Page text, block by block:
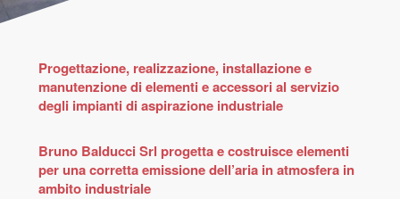
Progettazione, realizzazione, installazione e
manutenzione di elementi e accessori al servizio
degli impianti di aspirazione industriale
Bruno Balducci Srl progetta e costruisce elementi
per una corretta emissione dell’aria in atmosfera in
ambito industriale